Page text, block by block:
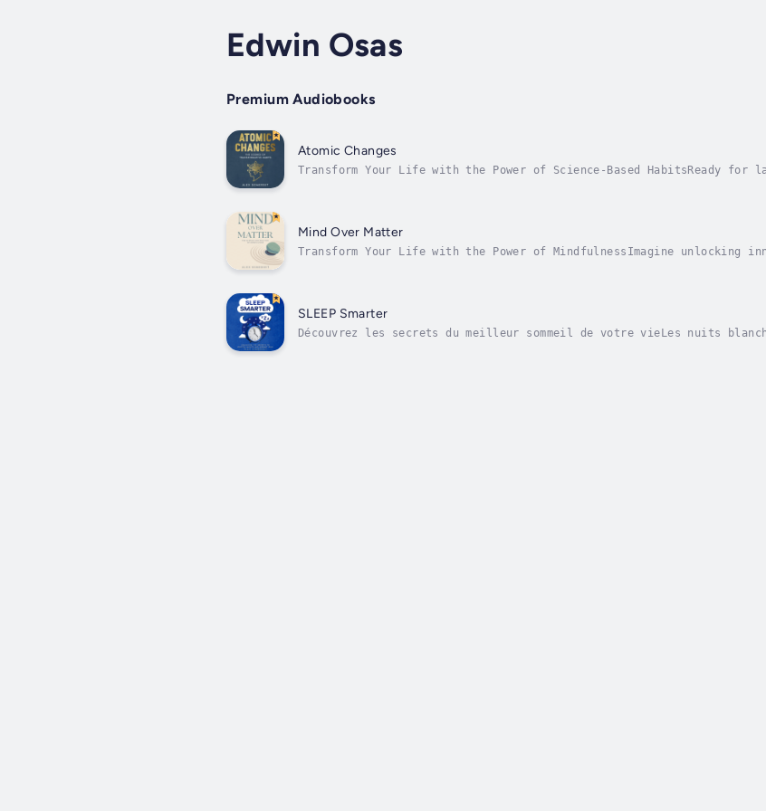
Edwin Osas
Premium Audiobooks
Atomic Changes
Transform Your Life with the Power of Science-Based HabitsReady
Mind Over Matter
Transform Your Life with the Power of MindfulnessImagine unlocking
SLEEP Smarter
Découvrez les secrets du meilleur sommeil de votre vieLes nuits